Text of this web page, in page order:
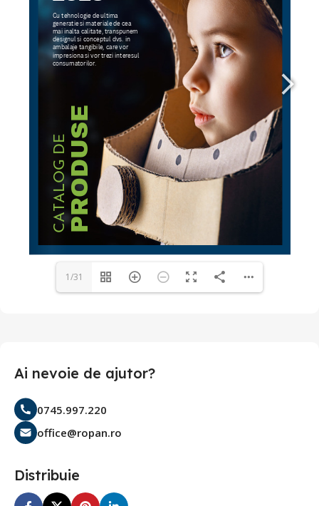
1/31
Ai nevoie de ajutor?
0745.997.220
office@ropan.ro
Distribuie